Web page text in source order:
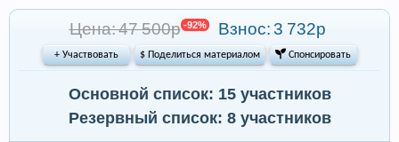
Цена: 47 500р -92% Взнос:3 732р
+ Участвовать $ Поделиться материалом  Спонсировать
Основной список: 15 участников
Резервный список: 8 участников